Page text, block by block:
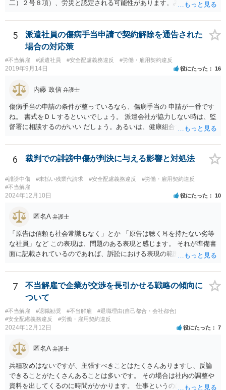
二）２号８項）、労災と認定される可能性があります。みんな同条件
としては、①仕事をしている時間・場所に熱中症を引き起こす明確な
原因が存在していること、②その原因により熱中症に至ったという因
果関係があること、③仕事に関係しない他の原因により発症したもの
ではないことが認められれば、労災として認定されるため、業務によ
る移動中に意識が朦朧とし倒れ、熱中症と診断されたのであれば労災
認定される可能性は充分にあります。 会社には安全配慮義務があるに
もかかわらず、就業規則によってスーツが義務付けられたり、1日10件
の外回り件数のノルマ、経費削減のためのタクシー禁止など規則があ
るのであれば、会社の安全配慮義務違反が認められる可能性がありま
す。 したがって、会社へ入院治療費や休業損害、慰謝料等を請求でき
る可能性はあるので、具体的な内容を一度弁護士に相談するのが良い
5
派遣社員の傷病手当申請で契約解除を通告された
場合の対応策
#不当解雇 #派遣社員 #安全配慮義務違反 #労働・雇用契約違反
2019年9月14日 役にたった 16
内藤 政信 弁護士
傷病手当の申請の条件が整っているなら、傷病手当の 申請が一番です
ね。 書式をＤＬするといいでしょう。 派遣会社が協力しない時は、監
督署に相談するのがいい だしょう。あるいは、健康組合ですね。
6 裁判での誹謗中傷が判決に与える影響と対処法
#誹謗中傷 #未払い残業代請求 #安全配慮義務違反
#労働・雇用契約違反
#不当解雇
2024年12月10日 役にたった 10
匿名A 弁護士
「原告は信頼も社会常識もなく」とか 「原告は聴く耳を持たない劣等
な社員」など この表現は、問題のある表現と感じます。 それが準備書
面に記載されているのであれば、訴訟における表現の範囲を超えてい
7
不当解雇で企業が交渉を長引かせる戦略の傾向に
ついて
#不当解雇 #退職勧奨 #不当解雇
#退職理由(自己都合・会社都合)
#安全配慮義務違反
#労働・雇用契約違反
2024年12月12日 役にたった 7
匿名A 弁護士
兵糧攻めはないですが、主張すべきことはたくさんありますし、反論
できることがたくさんあることは多いです。 その場合は社内の調整や
資料を出してくるのに時間がかかります。 仕事というのは平日の多く